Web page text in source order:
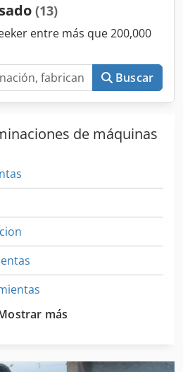
(13)
entre más que 200,000
Buscar
de máquinas
De Ventana
más